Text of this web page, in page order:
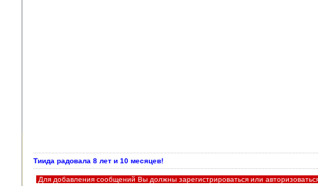
Тиида радовала 8 лет и 10 месяцев!
Для добавления сообщений Вы должны зарегистрироваться или